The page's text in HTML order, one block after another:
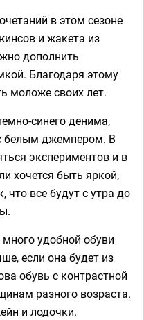
в этом сезоне
и жакета из
дополнить
Благодаря этому
моложе своих лет.
синего денима,
белым джемпером. В
экспериментов и в
хочется быть яркой,
что все будут с утра до
удобной обуви
если она будет из
обувь с контрастной
разного возраста.
и лодочки.